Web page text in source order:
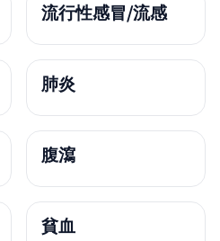
流行性感冒/流感
肺炎
腹瀉
貧血